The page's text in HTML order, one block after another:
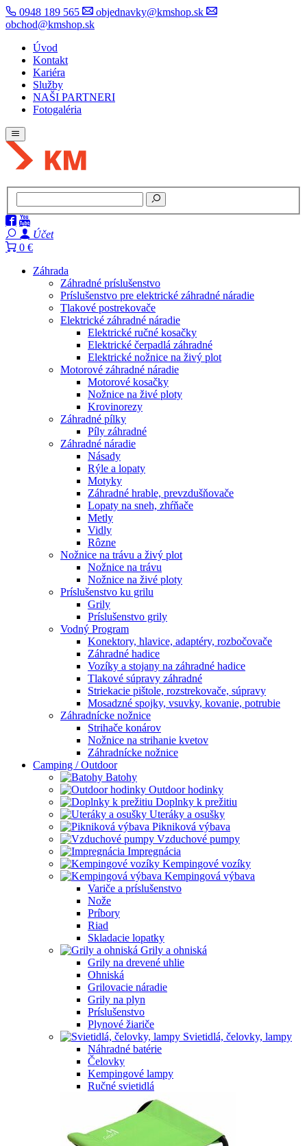
0948 189 565
objednavky@kmshop.sk
obchod@kmshop.sk
Úvod
Kontakt
Kariéra
Služby
NAŠI PARTNERI
Fotogaléria
Účet
0 €
Záhrada
Záhradné príslušenstvo
Príslušenstvo pre elektrické záhradné náradie
Tlakové postrekovače
Elektrické záhradné náradie
Elektrické ručné kosačky
Elektrické čerpadlá záhradné
Elektrické nožnice na živý plot
Motorové záhradné náradie
Motorové kosačky
Nožnice na živé ploty
Krovinorezy
Záhradné pílky
Píly záhradné
Záhradné náradie
Násady
Rýle a lopaty
Motyky
Záhradné hrable, prevzdušňovače
Lopaty na sneh, zhŕňače
Metly
Vidly
Rôzne
Nožnice na trávu a živý plot
Nožnice na trávu
Nožnice na živé ploty
Príslušenstvo ku grilu
Grily
Príslušenstvo grily
Vodný Program
Konektory, hlavice, adaptéry, rozbočovače
Záhradné hadice
Vozíky a stojany na záhradné hadice
Tlakové súpravy záhradné
Striekacie pištole, rozstrekovače, súpravy
Mosadzné spojky, vsuvky, kovanie, potrubie
Záhradnícke nožnice
Strihače konárov
Nožnice na strihanie kvetov
Záhradnícke nožnice
Camping / Outdoor
Batohy
Outdoor hodinky
Doplnky k prežitiu
Uteráky a osušky
Pikniková výbava
Vzduchové pumpy
Impregnácia
Kempingové vozíky
Kempingová výbava
Variče a príslušenstvo
Nože
Príbory
Riad
Skladacie lopatky
Grily a ohniská
Grily na drevené uhlie
Ohniská
Grilovacie náradie
Grily na plyn
Príslušenstvo
Plynové žiariče
Svietidlá, čelovky, lampy
Náhradné batérie
Čelovky
Kempingové lampy
Ručné svietidlá